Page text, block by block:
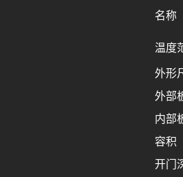
名称
温度
外形
外部
内部
容积
开门